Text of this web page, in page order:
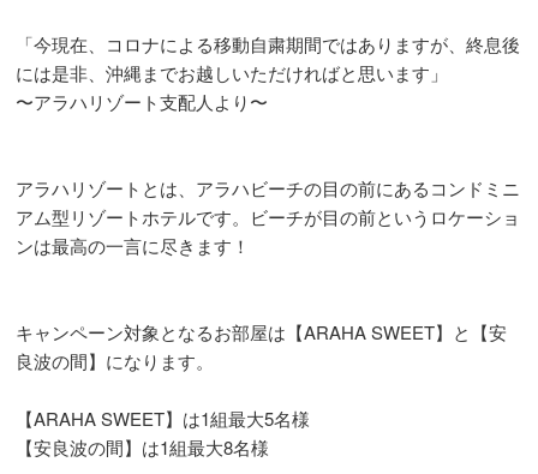
「今現在、コロナによる移動自粛期間ではありますが、終息後
には是非、沖縄までお越しいただければと思います」
〜アラハリゾート支配人より〜
アラハリゾートとは、アラハビーチの目の前にあるコンドミニ
アム型リゾートホテルです。ビーチが目の前というロケーショ
ンは最高の一言に尽きます！
キャンペーン対象となるお部屋は【ARAHA SWEET】と【安
良波の間】になります。
【ARAHA SWEET】は1組最大5名様
【安良波の間】は1組最大8名様